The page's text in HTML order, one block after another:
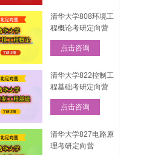
清华大学808环境工
程概论考研定向营
点击咨询
清华大学822控制工
程基础考研定向营
点击咨询
清华大学827电路原
理考研定向营